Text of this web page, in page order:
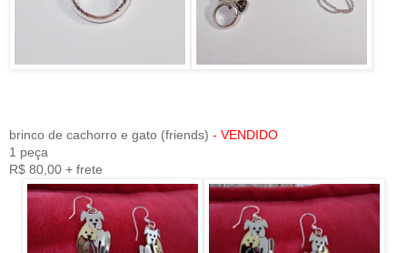
brinco de cachorro e gato (friends) - VENDIDO
1 peça
R$ 80,00 + frete